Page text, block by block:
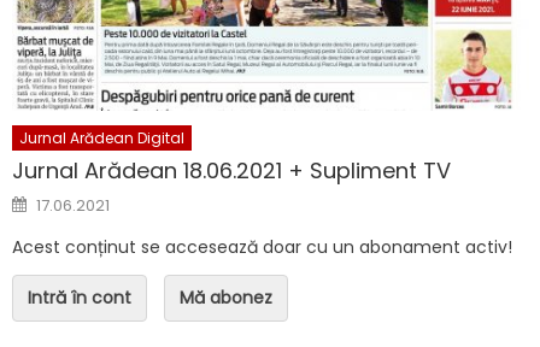
Jurnal Arădean Digital
Jurnal Arădean 18.06.2021 + Supliment TV
Posted on
17.06.2021
Acest conținut se accesează doar cu un abonament activ!
Intră în cont Mă abonez